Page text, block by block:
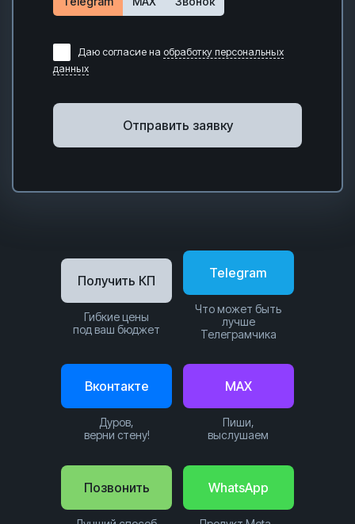
Даю согласие на обработку персональных
данных
Отправить заявку
Позвонить WhatsApp
Telegram
Что может быть
лучше
Телеграмчика
Вконтакте
Дуров,
верни стену!
Получить КП
Гибкие цены
под ваш бюджет
MAX
Пиши,
выслушаем